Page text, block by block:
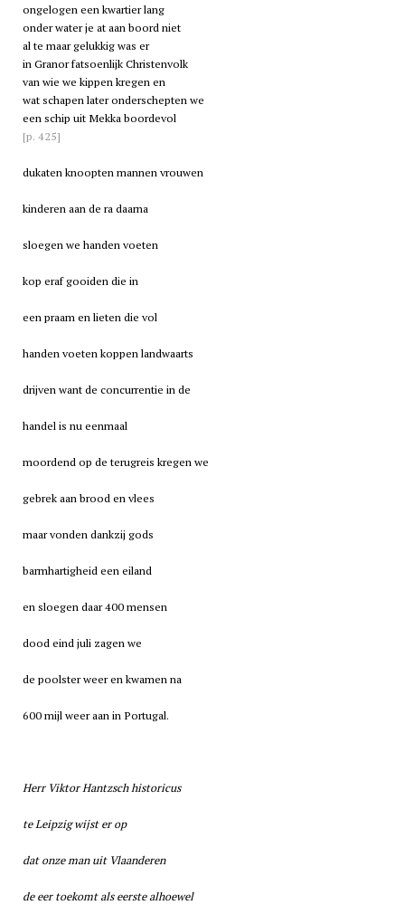
ongelogen een kwartier lang
onder water je at aan boord niet
al te maar gelukkig was er
in Granor fatsoenlijk Christenvolk
van wie we kippen kregen en
wat schapen later onderschepten we
een schip uit Mekka boordevol
[p. 425]
dukaten knoopten mannen vrouwen
kinderen aan de ra daarna
sloegen we handen voeten
kop eraf gooiden die in
een praam en lieten die vol
handen voeten koppen landwaarts
drijven want de concurrentie in de
handel is nu eenmaal
moordend op de terugreis kregen we
gebrek aan brood en vlees
maar vonden dankzij gods
barmhartigheid een eiland
en sloegen daar 400 mensen
dood eind juli zagen we
de poolster weer en kwamen na
600 mijl weer aan in Portugal.
Herr Viktor Hantzsch historicus
te Leipzig wijst er op
dat onze man uit Vlaanderen
de eer toekomt als eerste alhoewel